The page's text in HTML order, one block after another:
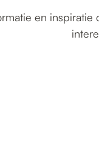
en